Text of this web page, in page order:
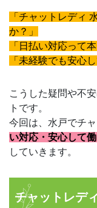
「チャットレディ
か？」
「日払い対応って
「未経験でも安心
こうした疑問や不
トです。
今回は、水戸でチ
い対応・安心して
していきます。
チャットレデ